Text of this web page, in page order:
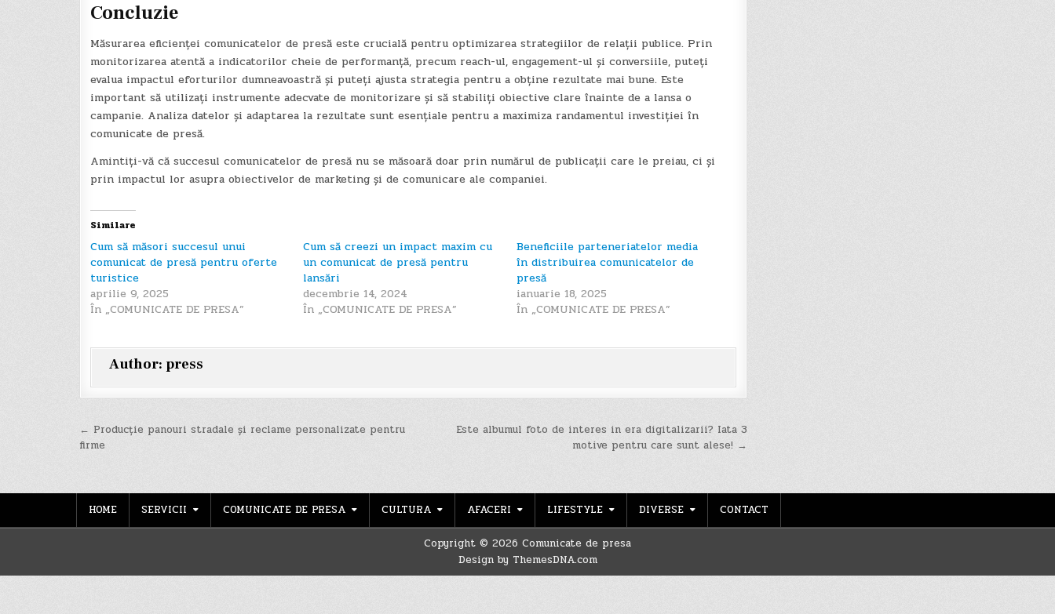
Concluzie
Măsurarea eficienței comunicatelor de presă este crucială pentru optimizarea strategiilor de relații publice. Prin
monitorizarea atentă a indicatorilor cheie de performanță, precum reach-ul, engagement-ul și conversiile, puteți
evalua impactul eforturilor dumneavoastră și puteți ajusta strategia pentru a obține rezultate mai bune. Este
important să utilizați instrumente adecvate de monitorizare și să stabiliți obiective clare înainte de a lansa o
campanie. Analiza datelor și adaptarea la rezultate sunt esențiale pentru a maximiza randamentul investiției în
comunicate de presă.
Amintiți-vă că succesul comunicatelor de presă nu se măsoară doar prin numărul de publicații care le preiau, ci și
prin impactul lor asupra obiectivelor de marketing și de comunicare ale companiei.
Similare
Cum să măsori succesul unui
comunicat de presă pentru oferte
turistice
aprilie 9, 2025
În „COMUNICATE DE PRESA”
Cum să creezi un impact maxim cu
un comunicat de presă pentru
lansări
decembrie 14, 2024
În „COMUNICATE DE PRESA”
Beneficiile parteneriatelor media
în distribuirea comunicatelor de
presă
ianuarie 18, 2025
În „COMUNICATE DE PRESA”
Author: press
Navigare
în
Este albumul foto de interes in era digitalizarii? Iata 3
motive pentru care sunt alese! →
← Producție panouri stradale și reclame personalizate pentru
firme
HOME SERVICII COMUNICATE DE PRESA CULTURA AFACERI LIFESTYLE DIVERSE CONTACT
Copyright © 2026 Comunicate de presa
Design by ThemesDNA.com